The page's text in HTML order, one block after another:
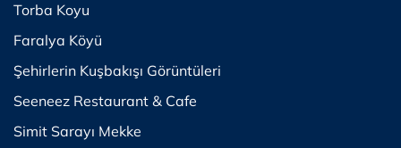
Torba Koyu
Faralya Köyü
Şehirlerin Kuşbakışı Görüntüleri
Seeneez Restaurant & Cafe
Simit Sarayı Mekke